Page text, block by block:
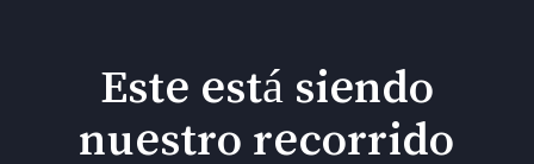
Este está siendo
nuestro recorrido